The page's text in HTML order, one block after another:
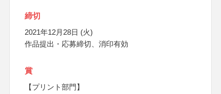
締切
2021年12月28日 (火)
作品提出・応募締切、消印有効
賞
【プリント部門】